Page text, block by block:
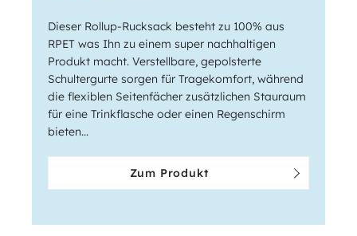
Dieser Rollup-Rucksack besteht zu 100% aus
RPET was Ihn zu einem super nachhaltigen
Produkt macht. Verstellbare, gepolsterte
Schultergurte sorgen für Tragekomfort, während
die flexiblen Seitenfächer zusätzlichen Stauraum
für eine Trinkflasche oder einen Regenschirm
bieten...
Zum Produkt